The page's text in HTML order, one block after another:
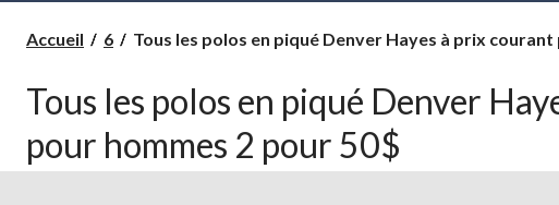
ferme
19:00
cliquer
pour
changer
Accueil 6
Tous
en
piqué
Denver
Hayes
Tous les polos en piqué Denver Hayes à prix
Tous les polos en piqué Denver
pour hommes 2 pour 50$